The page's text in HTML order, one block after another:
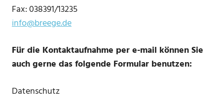
Fax: 038391/13235
info@breege.de
Für die Kontaktaufnahme per e-mail können Sie
auch gerne das folgende Formular benutzen:
Datenschutz